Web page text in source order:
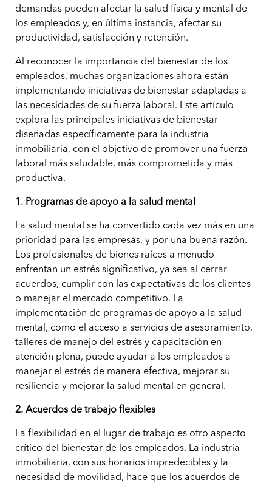
demandas pueden afectar la salud física y mental de
los empleados y, en última instancia, afectar su
productividad, satisfacción y retención.
Al reconocer la importancia del bienestar de los
empleados, muchas organizaciones ahora están
implementando iniciativas de bienestar adaptadas a
las necesidades de su fuerza laboral. Este artículo
explora las principales iniciativas de bienestar
diseñadas específicamente para la industria
inmobiliaria, con el objetivo de promover una fuerza
laboral más saludable, más comprometida y más
productiva.
1. Programas de apoyo a la salud mental
La salud mental se ha convertido cada vez más en una
prioridad para las empresas, y por una buena razón.
Los profesionales de bienes raíces a menudo
enfrentan un estrés significativo, ya sea al cerrar
acuerdos, cumplir con las expectativas de los clientes
o manejar el mercado competitivo. La
implementación de programas de apoyo a la salud
mental, como el acceso a servicios de asesoramiento,
talleres de manejo del estrés y capacitación en
atención plena, puede ayudar a los empleados a
manejar el estrés de manera efectiva, mejorar su
resiliencia y mejorar la salud mental en general.
2. Acuerdos de trabajo flexibles
La flexibilidad en el lugar de trabajo es otro aspecto
crítico del bienestar de los empleados. La industria
inmobiliaria, con sus horarios impredecibles y la
necesidad de movilidad, hace que los acuerdos de